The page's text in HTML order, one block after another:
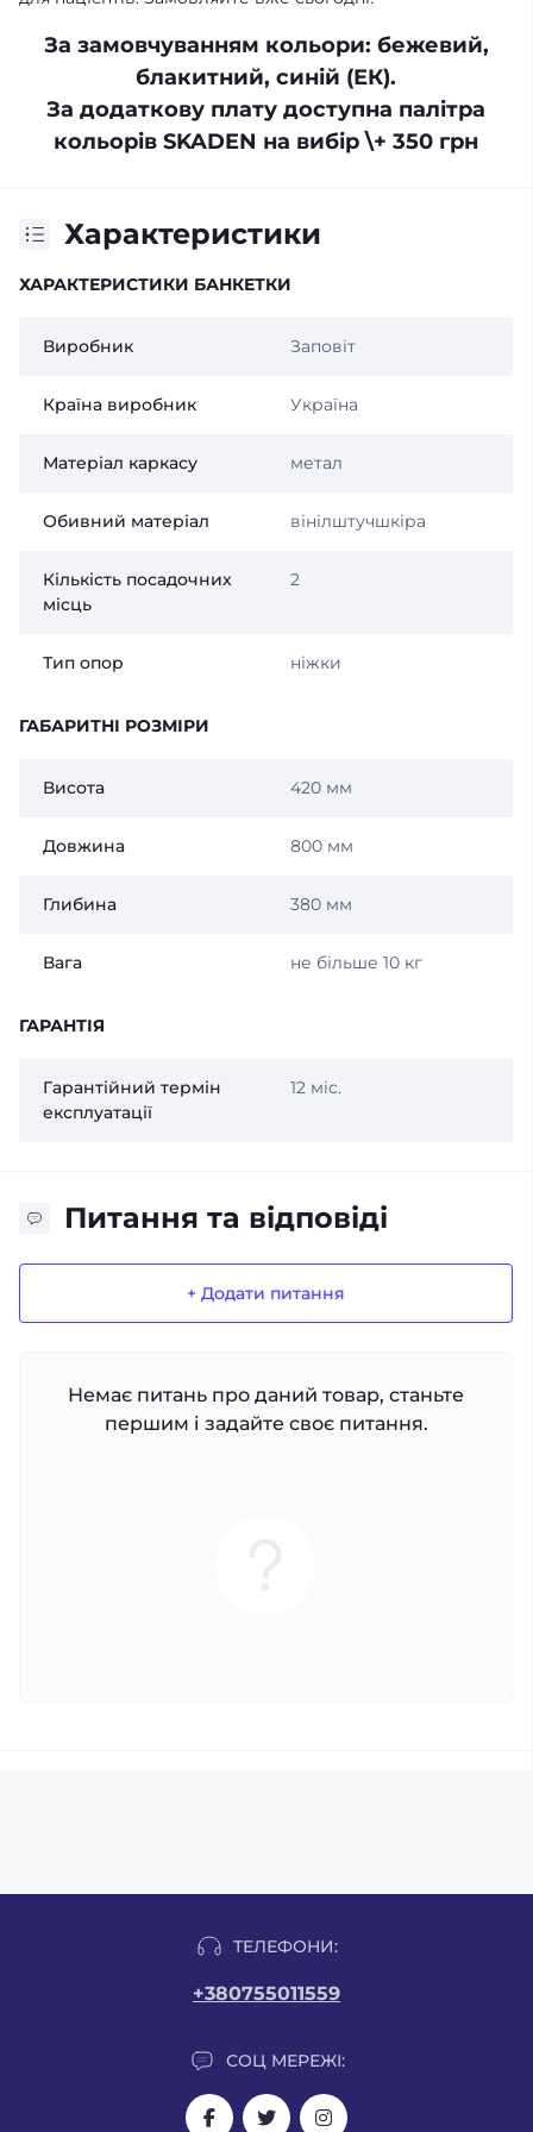
За замовчуванням кольори: бежевий,
блакитний, синій (ЕК).
За додаткову плату доступна палітра
кольорів SKADEN на вибір\+ 350 грн
Характеристики
ХАРАКТЕРИСТИКИ БАНКЕТКИ
Виробник Заповіт
Країна виробник Україна
Матеріал каркасу метал
Обивний матеріал вінілштучшкіра
Кількість посадочних
місць
2
Тип опор ніжки
ГАБАРИТНІ РОЗМІРИ
Висота 420 мм
Довжина 800 мм
Глибина 380 мм
Вага не більше 10 кг
ГАРАНТІЯ
Гарантійний термін
експлуатації
12 міс.
Питання та відповіді
+ Додати питання
Немає питань про даний товар, станьте
першим і задайте своє питання.
ТЕЛЕФОНИ:
+380755011559
СОЦ МЕРЕЖІ: